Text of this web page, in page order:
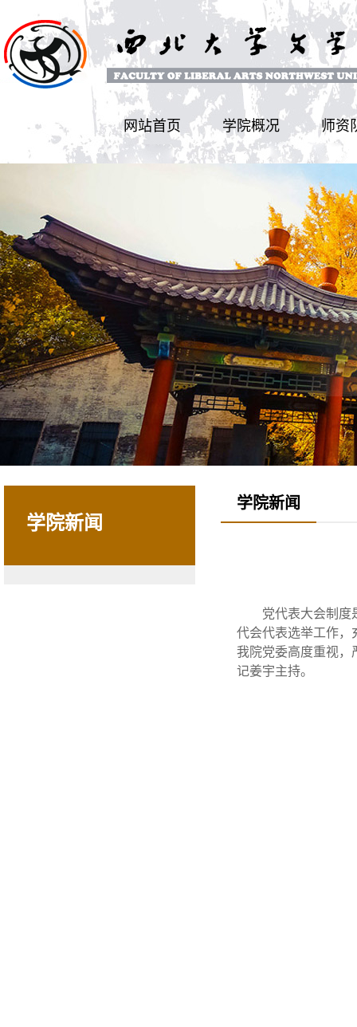
网站首页 学院概况 师资
学院新闻
学院新闻
党代表大会制度
代会代表选举工作，
我院党委高度重视，
记姜宇主持。